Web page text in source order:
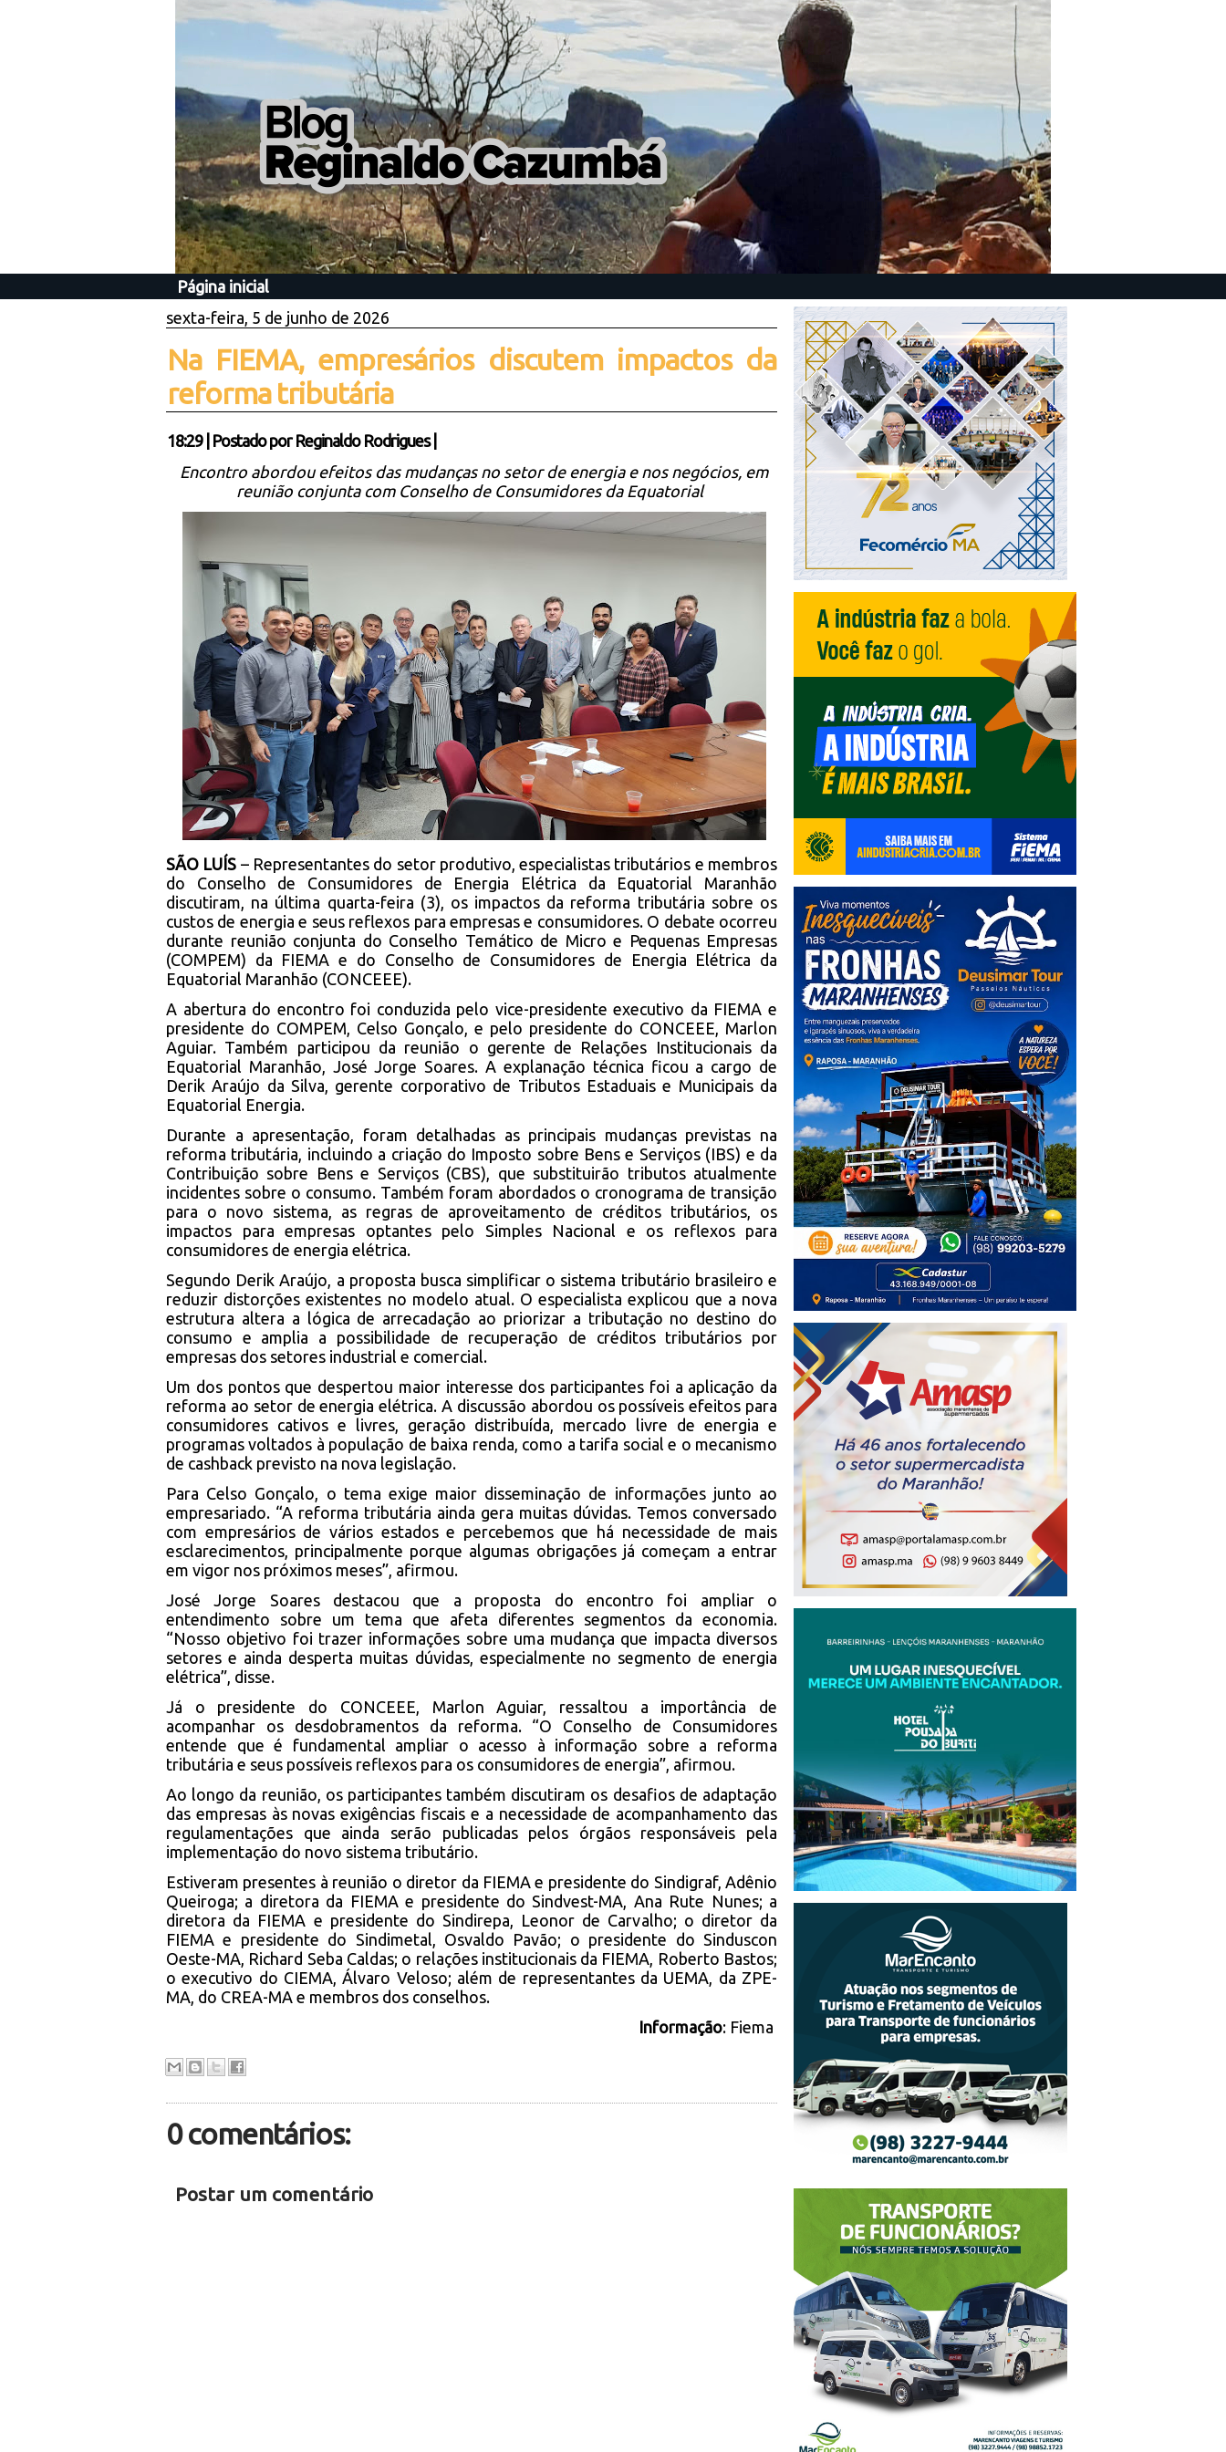
Página inicial
sexta-feira, 5 de junho de 2026
Na FIEMA, empresários discutem impactos da
reforma tributária
18:29| Postado por Reginaldo Rodrigues
Encontro abordou efeitos das mudanças no setor de energia e nos negócios, em
reunião conjunta com Conselho de Consumidores da Equatorial
SÃO LUÍS – Representantes do setor produtivo, especialistas tributários e membros
do Conselho de Consumidores de Energia Elétrica da Equatorial Maranhão
discutiram, na última quarta-feira (3), os impactos da reforma tributária sobre os
custos de energia e seus reflexos para empresas e consumidores. O debate ocorreu
durante reunião conjunta do Conselho Temático de Micro e Pequenas Empresas
(COMPEM) da FIEMA e do Conselho de Consumidores de Energia Elétrica da
Equatorial Maranhão (CONCEEE).
A abertura do encontro foi conduzida pelo vice-presidente executivo da FIEMA e
presidente do COMPEM, Celso Gonçalo, e pelo presidente do CONCEEE, Marlon
Aguiar. Também participou da reunião o gerente de Relações Institucionais da
Equatorial Maranhão, José Jorge Soares. A explanação técnica ficou a cargo de
Derik Araújo da Silva, gerente corporativo de Tributos Estaduais e Municipais da
Equatorial Energia.
Durante a apresentação, foram detalhadas as principais mudanças previstas na
reforma tributária, incluindo a criação do Imposto sobre Bens e Serviços (IBS) e da
Contribuição sobre Bens e Serviços (CBS), que substituirão tributos atualmente
incidentes sobre o consumo. Também foram abordados o cronograma de transição
para o novo sistema, as regras de aproveitamento de créditos tributários, os
impactos para empresas optantes pelo Simples Nacional e os reflexos para
consumidores de energia elétrica.
Segundo Derik Araújo, a proposta busca simplificar o sistema tributário brasileiro e
reduzir distorções existentes no modelo atual. O especialista explicou que a nova
estrutura altera a lógica de arrecadação ao priorizar a tributação no destino do
consumo e amplia a possibilidade de recuperação de créditos tributários por
empresas dos setores industrial e comercial.
Um dos pontos que despertou maior interesse dos participantes foi a aplicação da
reforma ao setor de energia elétrica. A discussão abordou os possíveis efeitos para
consumidores cativos e livres, geração distribuída, mercado livre de energia e
programas voltados à população de baixa renda, como a tarifa social e o mecanismo
de cashback previsto na nova legislação.
Para Celso Gonçalo, o tema exige maior disseminação de informações junto ao
empresariado. “A reforma tributária ainda gera muitas dúvidas. Temos conversado
com empresários de vários estados e percebemos que há necessidade de mais
esclarecimentos, principalmente porque algumas obrigações já começam a entrar
em vigor nos próximos meses”, afirmou.
José Jorge Soares destacou que a proposta do encontro foi ampliar o
entendimento sobre um tema que afeta diferentes segmentos da economia.
“Nosso objetivo foi trazer informações sobre uma mudança que impacta diversos
setores e ainda desperta muitas dúvidas, especialmente no segmento de energia
elétrica”, disse.
Já o presidente do CONCEEE, Marlon Aguiar, ressaltou a importância de
acompanhar os desdobramentos da reforma. “O Conselho de Consumidores
entende que é fundamental ampliar o acesso à informação sobre a reforma
tributária e seus possíveis reflexos para os consumidores de energia”, afirmou.
Ao longo da reunião, os participantes também discutiram os desafios de adaptação
das empresas às novas exigências fiscais e a necessidade de acompanhamento das
regulamentações que ainda serão publicadas pelos órgãos responsáveis pela
implementação do novo sistema tributário.
Estiveram presentes à reunião o diretor da FIEMA e presidente do Sindigraf, Adênio
Queiroga; a diretora da FIEMA e presidente do Sindvest-MA, Ana Rute Nunes; a
diretora da FIEMA e presidente do Sindirepa, Leonor de Carvalho; o diretor da
FIEMA e presidente do Sindimetal, Osvaldo Pavão; o presidente do Sinduscon
Oeste-MA, Richard Seba Caldas; o relações institucionais da FIEMA, Roberto Bastos;
o executivo do CIEMA, Álvaro Veloso; além de representantes da UEMA, da ZPE-
MA, do CREA-MA e membros dos conselhos.
Informação: Fiema
0 comentários:
Postar um comentário